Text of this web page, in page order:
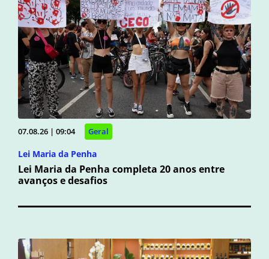
07.08.26 | 09:04 Geral
Lei Maria da Penha
Lei Maria da Penha completa 20 anos entre
avanços e desafios